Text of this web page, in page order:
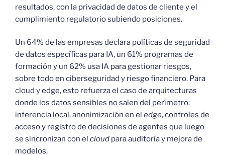
resultados, con la privacidad de datos de cliente y el
cumplimiento regulatorio subiendo posiciones.
Un 64% de las empresas declara políticas de seguridad
de datos específicas para IA, un 61% programas de
formación y un 62% usa IA para gestionar riesgos,
sobre todo en ciberseguridad y riesgo financiero. Para
cloud y edge, esto refuerza el caso de arquitecturas
donde los datos sensibles no salen del perímetro:
inferencia local, anonimización en el edge, controles de
acceso y registro de decisiones de agentes que luego
se sincronizan con el cloud para auditoría y mejora de
modelos.